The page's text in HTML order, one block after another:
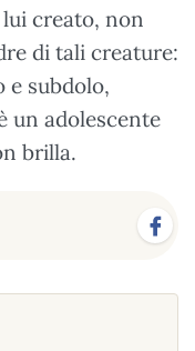
creato, non
di tali creature:
e subdolo,
un adolescente
brilla.